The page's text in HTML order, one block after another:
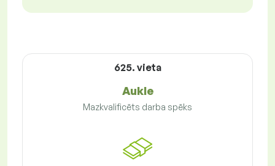
625. vieta
Aukle
Mazkvalificēts darba spēks